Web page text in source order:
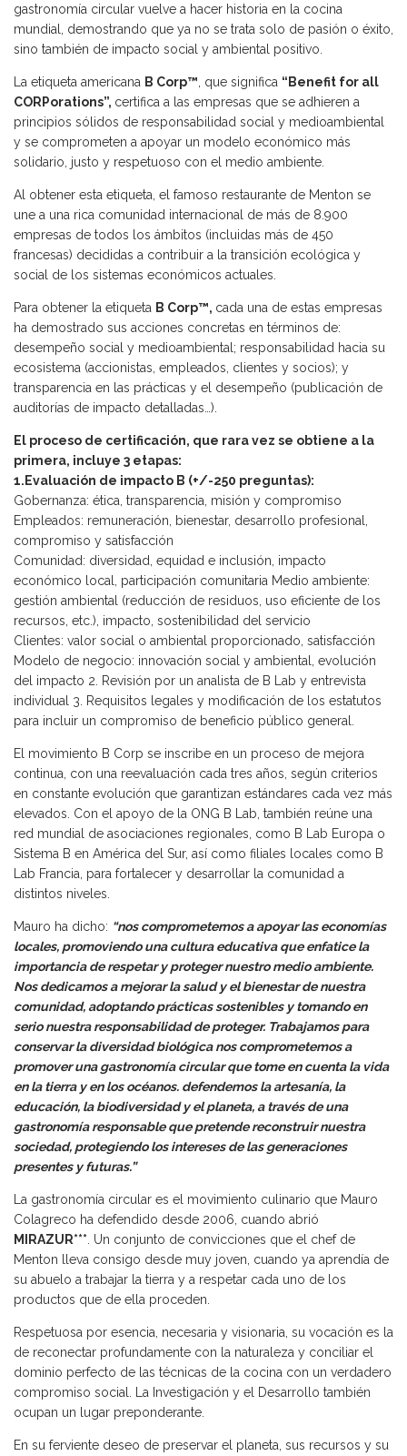
gastronomía circular vuelve a hacer historia en la cocina
mundial, demostrando que ya no se trata solo de pasión o éxito,
sino también de impacto social y ambiental positivo.
La etiqueta americana B Corp™ , que significa “Benefit for all
CORPorations”, certifica a las empresas que se adhieren a
principios sólidos de responsabilidad social y medioambiental
y se comprometen a apoyar un modelo económico más
solidario, justo y respetuoso con el medio ambiente.
Al obtener esta etiqueta, el famoso restaurante de Menton se
une a una rica comunidad internacional de más de 8.900
empresas de todos los ámbitos (incluidas más de 450
francesas) decididas a contribuir a la transición ecológica y
social de los sistemas económicos actuales.
Para obtener la etiqueta B Corp™, cada una de estas empresas
ha demostrado sus acciones concretas en términos de:
desempeño social y medioambiental; responsabilidad hacia su
ecosistema (accionistas, empleados, clientes y socios); y
transparencia en las prácticas y el desempeño (publicación de
auditorías de impacto detalladas…).
El proceso de certificación, que rara vez se obtiene a la
primera, incluye 3 etapas:
1.Evaluación de impacto B (+/-250 preguntas):
Gobernanza: ética, transparencia, misión y compromiso
Empleados: remuneración, bienestar, desarrollo profesional,
compromiso y satisfacción
Comunidad: diversidad, equidad e inclusión, impacto
económico local, participación comunitaria Medio ambiente:
gestión ambiental (reducción de residuos, uso eficiente de los
recursos, etc.), impacto, sostenibilidad del servicio
Clientes: valor social o ambiental proporcionado, satisfacción
Modelo de negocio: innovación social y ambiental, evolución
del impacto 2. Revisión por un analista de B Lab y entrevista
individual 3. Requisitos legales y modificación de los estatutos
para incluir un compromiso de beneficio público general.
El movimiento B Corp se inscribe en un proceso de mejora
continua, con una reevaluación cada tres años, según criterios
en constante evolución que garantizan estándares cada vez más
elevados. Con el apoyo de la ONG B Lab, también reúne una
red mundial de asociaciones regionales, como B Lab Europa o
Sistema B en América del Sur, así como filiales locales como B
Lab Francia, para fortalecer y desarrollar la comunidad a
distintos niveles.
Mauro ha dicho: “nos comprometemos a apoyar las economías
locales, promoviendo una cultura educativa que enfatice la
importancia de respetar y proteger nuestro medio ambiente.
Nos dedicamos a mejorar la salud y el bienestar de nuestra
comunidad, adoptando prácticas sostenibles y tomando en
serio nuestra responsabilidad de proteger. Trabajamos para
conservar la diversidad biológica nos comprometemos a
promover una gastronomía circular que tome en cuenta la vida
en la tierra y en los océanos. defendemos la artesanía, la
educación, la biodiversidad y el planeta, a través de una
gastronomía responsable que pretende reconstruir nuestra
sociedad, protegiendo los intereses de las generaciones
presentes y futuras.”
La gastronomía circular es el movimiento culinario que Mauro
Colagreco ha defendido desde 2006, cuando abrió
MIRAZUR*** . Un conjunto de convicciones que el chef de
Menton lleva consigo desde muy joven, cuando ya aprendía de
su abuelo a trabajar la tierra y a respetar cada uno de los
productos que de ella proceden.
Respetuosa por esencia, necesaria y visionaria, su vocación es la
de reconectar profundamente con la naturaleza y conciliar el
dominio perfecto de las técnicas de la cocina con un verdadero
compromiso social. La Investigación y el Desarrollo también
ocupan un lugar preponderante.
En su ferviente deseo de preservar el planeta, sus recursos y su